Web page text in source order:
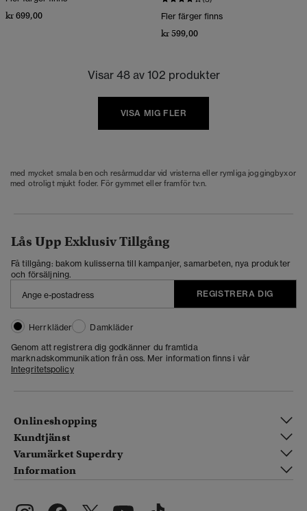
kr 699,00 Fler färger finns
kr 599,00
Visar 48 av 102 produkter
VISA MIG FLER
med mycket smala ben och resårmuddar vid vristerna eller rymliga joggingbyxor
med otroligt mjukt foder. För gymmet eller framför tv:n.
Lås Upp Exklusiv Tillgång
Få tillgång: bakom kulisserna till kampanjer, samarbeten, nya produkter
och försäljning.
REGISTRERA DIG
Herrkläder
Damkläder
Genom att registrera dig godkänner du framtida
marknadskommunikation från oss. Mer information finns i vår
Integritetspolicy
Onlineshopping
Kundtjänst
Varumärket Superdry
Information